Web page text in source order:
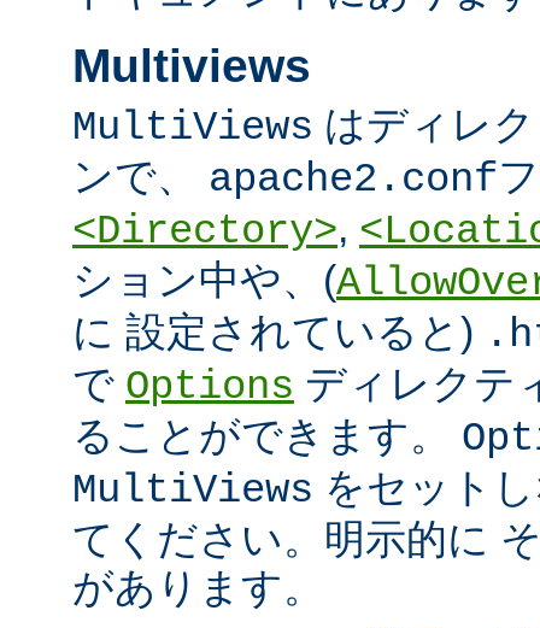
Multiviews
MultiViews はディレ
ンで、 apache2.conf
<Directory>,
ション中や、(
に 設定されていると)
で Options ディレクテ
ることができます。
MultiViews をセット
てください。明示的に
があります。